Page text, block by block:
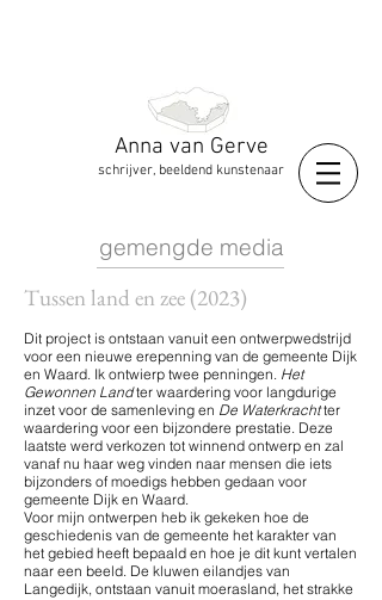
Anna van Gerve
schrijver, beeldend kunstenaar
gemengde media
Tussen land en zee (2023)
Dit project is ontstaan vanuit een ontwerpwedstrijd
voor een nieuwe erepenning van de gemeente Dijk
en Waard. Ik ontwierp twee penningen. Het
Gewonnen Landter waardering voor langdurige
inzet voor de samenleving en De Waterkrachtter
waardering voor een bijzondere prestatie. Deze
laatste werd verkozen tot winnend ontwerp en zal
vanaf nu haar weg vinden naar mensen die iets
bijzonders of moedigs hebben gedaan voor
gemeente Dijk en Waard.
Voor mijn ontwerpen heb ik gekeken hoe de
geschiedenis van de gemeente het karakter van
het gebied heeft bepaald en hoe je dit kunt vertalen
naar een beeld. De kluwen eilandjes van
Langedijk, ontstaan vanuit moerasland, het strakke